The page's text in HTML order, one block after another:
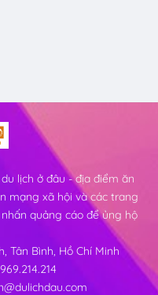
lịch ở đâu - địa điểm ăn
mạng xã hội và các trang
quảng cáo để ủng hộ
Tân Bình, Hồ Chí Minh